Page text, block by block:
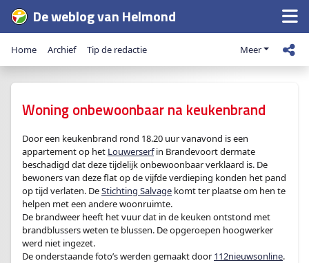
De weblog van Helmond
Home Archief Tip de redactie Meer
Woning onbewoonbaar na keukenbrand
Door een keukenbrand rond 18.20 uur vanavond is een
appartement op het Louwerserfin Brandevoort dermate
beschadigd dat deze tijdelijk onbewoonbaar verklaard is. De
bewoners van deze flat op de vijfde verdieping konden het pand
op tijd verlaten. DeStichting Salvage komt ter plaatse om hen te
helpen met een andere woonruimte.
De brandweer heeft het vuur dat in de keuken ontstond met
brandblussers weten te blussen. De opgeroepen hoogwerker
werd niet ingezet.
De onderstaande foto’s werden gemaakt door 112nieuwsonline.